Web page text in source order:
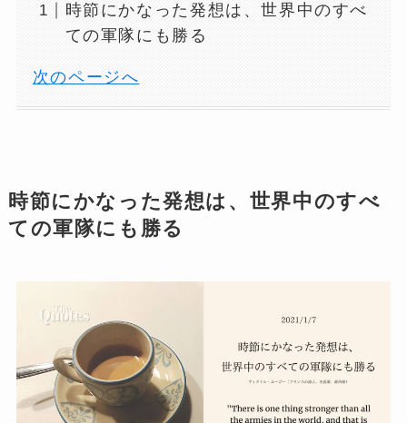
時節にかなった発想は、世界中のすべ
ての軍隊にも勝る
次のページへ
時節にかなった発想は、世界中のすべ
ての軍隊にも勝る